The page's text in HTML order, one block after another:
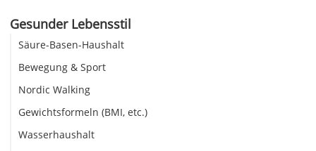
Gesunder Lebensstil
Säure-Basen-Haushalt
Bewegung & Sport
Nordic Walking
Gewichtsformeln (BMI, etc.)
Wasserhaushalt